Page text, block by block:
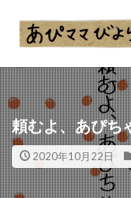
頼むよ、あぴち
2020年10月22日